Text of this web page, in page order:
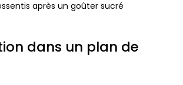
après un goûter sucré
dans un plan de